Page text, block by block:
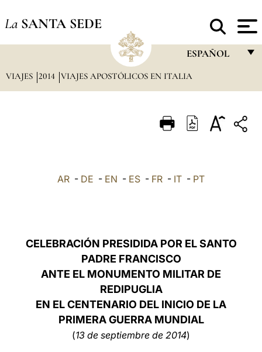
La SANTA SEDE
ESPAÑOL
FRANÇAIS
ITALIANO
LATINE
VIAJES 2014 VIAJES APOSTÓLICOS EN ITALIA
AR - DE - EN - ES - FR - IT - PT
CELEBRACIÓN PRESIDIDA POR EL SANTO
PADRE FRANCISCO
ANTE EL MONUMENTO MILITAR DE
REDIPUGLIA
EN EL CENTENARIO DEL INICIO DE LA
PRIMERA GUERRA MUNDIAL
(13 de septiembre de 2014)